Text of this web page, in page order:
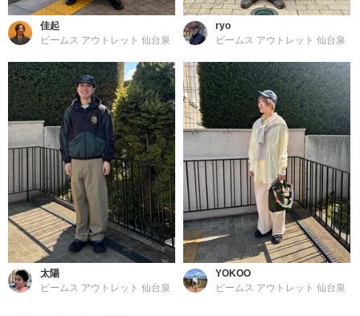
佳起
ビームス アウトレット 仙台泉
ryo
ビームス アウトレット 仙台泉
太陽
ビームス アウトレット 仙台泉
YOKOO
ビームス アウトレット 仙台泉